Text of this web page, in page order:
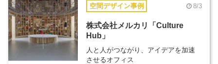
空間デザイン事例 8/3
株式会社メルカリ「Culture
Hub」
人と人がつながり、アイデアを加速
させるオフィス